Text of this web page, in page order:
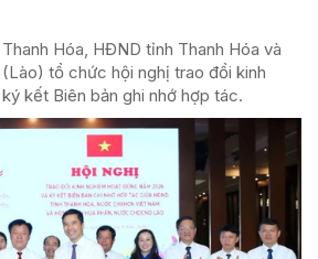
Hóa, HĐND tỉnh Thanh Hóa và
tổ chức hội nghị trao đổi kinh
kết Biên bản ghi nhớ hợp tác.